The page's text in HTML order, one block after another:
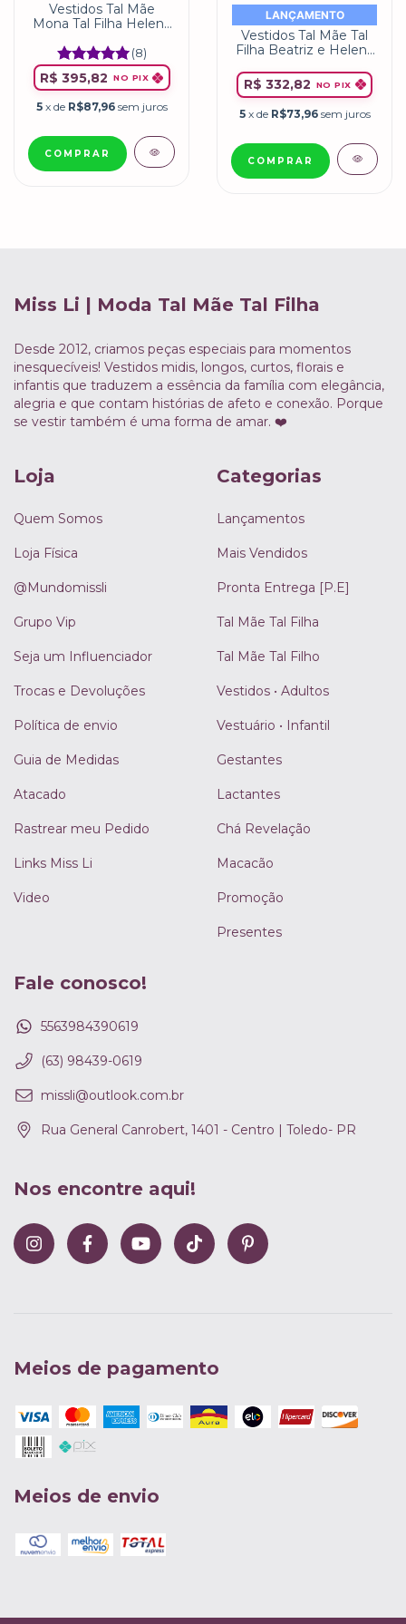
Vestidos Tal Mãe
Mona Tal Filha Helena
(8)
R$ 395,82 NO PIX
5 x de R$87,96 sem juros
COMPRAR
LANÇAMENTO
Vestidos Tal Mãe Tal
Filha Beatriz e Helena
R$ 332,82
NO PIX
5 x de R$73,96 sem juros
COMPRAR
Miss Li | Moda Tal Mãe Tal Filha
Desde 2012, criamos peças especiais para momentos
inesquecíveis! Vestidos midis, longos, curtos, florais e
infantis que traduzem a essência da família com elegância,
alegria e que contam histórias de afeto e conexão. Porque
se vestir também é uma forma de amar. ❤️
Loja
Quem Somos
Loja Física
@Mundomissli
Grupo Vip
Seja um Influenciador
Trocas e Devoluções
Política de envio
Guia de Medidas
Atacado
Rastrear meu Pedido
Links Miss Li
Video
Categorias
Lançamentos
Mais Vendidos
Pronta Entrega [P.E]
Tal Mãe Tal Filha
Tal Mãe Tal Filho
Vestidos • Adultos
Vestuário • Infantil
Gestantes
Lactantes
Chá Revelação
Macacão
Promoção
Presentes
Fale conosco!
5563984390619
(63) 98439-0619
missli@outlook.com.br
Rua General Canrobert, 1401 - Centro | Toledo- PR
Nos encontre aqui!
Meios de pagamento
Meios de envio